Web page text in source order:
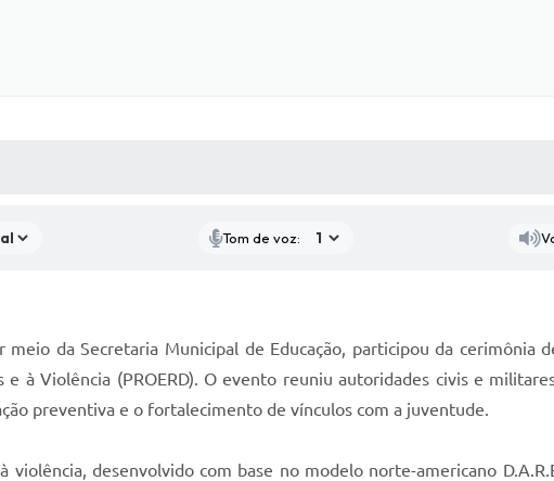
Tom de voz:
da Secretaria Municipal de Educação, participou da cerimônia
à Violência (PROERD). O evento reuniu autoridades civis e
preventiva e o fortalecimento de vínculos com a juventude.
desenvolvido com base no modelo norte-americano